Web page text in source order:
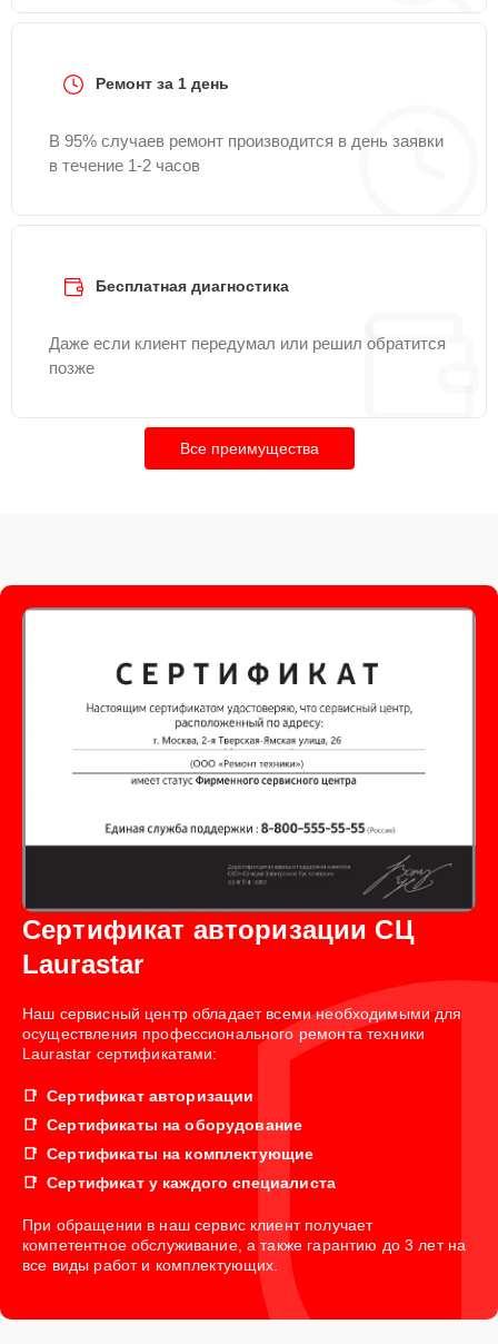
Ремонт за 1 день
В 95% случаев ремонт производится в день заявки
в течение 1-2 часов
Бесплатная диагностика
Даже если клиент передумал или решил обратится
позже
Все преимущества
Сертификат авторизации СЦ
Laurastar
Наш сервисный центр обладает всеми необходимыми для
осуществления профессионального ремонта техники
Laurastar сертификатами:
Сертификат авторизации
Сертификаты на оборудование
Сертификаты на комплектующие
Сертификат у каждого специалиста
При обращении в наш сервис клиент получает
компетентное обслуживание, а также гарантию до 3 лет на
все виды работ и комплектующих.